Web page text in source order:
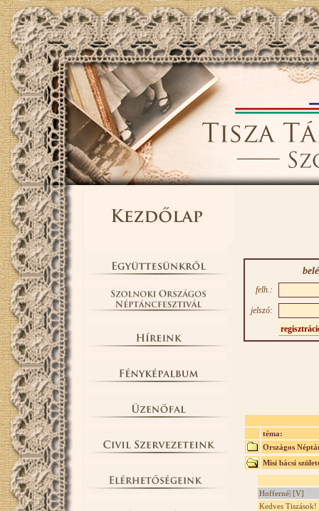
felh.:
jelszó:
téma:
Országos
Misi bácsi
Hofferné| [V]
Kedves Tiszások!